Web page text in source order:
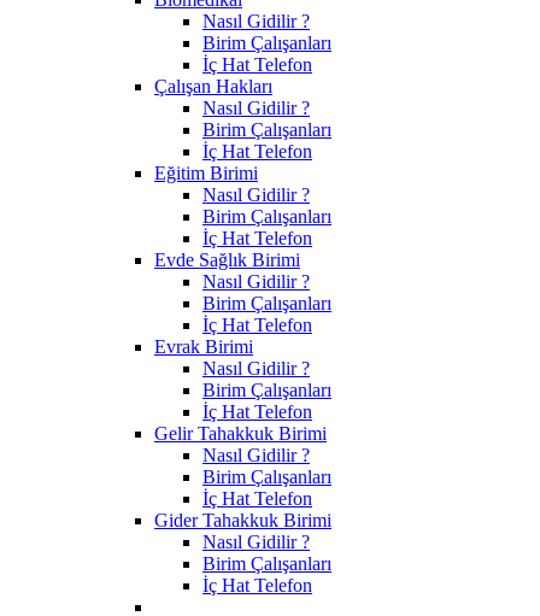
Nasıl Gidilir ?
Birim Çalışanları
İç Hat Telefon
Çalışan Hakları
Nasıl Gidilir ?
Birim Çalışanları
İç Hat Telefon
Eğitim Birimi
Nasıl Gidilir ?
Birim Çalışanları
İç Hat Telefon
Evde Sağlık Birimi
Nasıl Gidilir ?
Birim Çalışanları
İç Hat Telefon
Evrak Birimi
Nasıl Gidilir ?
Birim Çalışanları
İç Hat Telefon
Gelir Tahakkuk Birimi
Nasıl Gidilir ?
Birim Çalışanları
İç Hat Telefon
Gider Tahakkuk Birimi
Nasıl Gidilir ?
Birim Çalışanları
İç Hat Telefon